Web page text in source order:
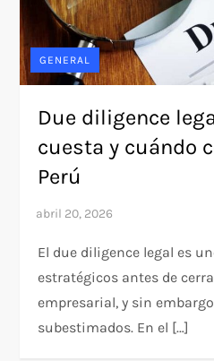
GENERAL
Due diligence
cuesta y cuándo
Perú
El due diligence legal es
estratégicos antes de
empresarial, y sin
subestimados. En el […]